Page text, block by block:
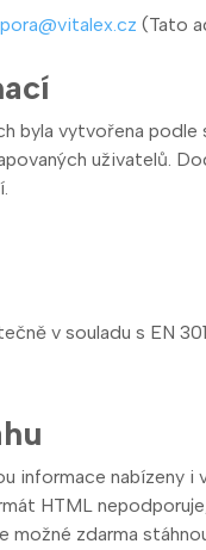
(Tato
byla vytvořena
uživatelů.
v souladu s EN
informace nabízeny
HTML
zdarma